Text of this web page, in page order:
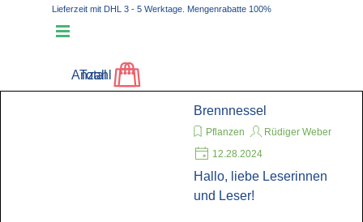
Direkt zum Seiteninhalt
Menü überspringen
Anzahl
Total
Lieferzeit mit DHL 3 - 5 Werktage. Mengenrabatte 100%
Brennnessel
Pflanzen
Rüdiger Weber
12.28.2024
Hallo, liebe Leserinnen
und Leser!